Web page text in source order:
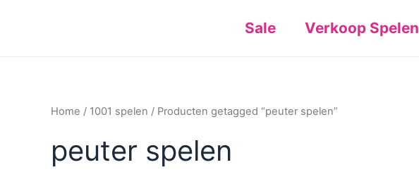
Sale Verkoop Spelen
Home / 1001 spelen / Producten getagged “peuter spelen”
peuter spelen